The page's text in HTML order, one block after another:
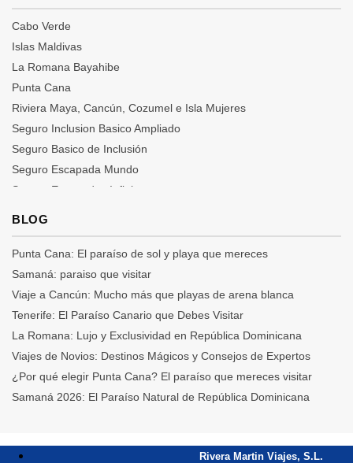
Seguros
Cabo Verde
Islas Maldivas
La Romana Bayahibe
Punta Cana
Riviera Maya, Cancún, Cozumel e Isla Mujeres
Seguro Inclusion Basico Ampliado
Seguro Basico de Inclusión
Seguro Escapada Mundo
Seguro Escapadas Infinity
BLOG
Punta Cana: El paraíso de sol y playa que mereces
Samaná: paraiso que visitar
Viaje a Cancún: Mucho más que playas de arena blanca
Tenerife: El Paraíso Canario que Debes Visitar
La Romana: Lujo y Exclusividad en República Dominicana
Viajes de Novios: Destinos Mágicos y Consejos de Expertos
¿Por qué elegir Punta Cana? El paraíso que mereces visitar
Samaná 2026: El Paraíso Natural de República Dominicana
Varadero: La Perfección Azul Cubana, El Relax en el Caribe
Rivera Martin Viajes, S.L.